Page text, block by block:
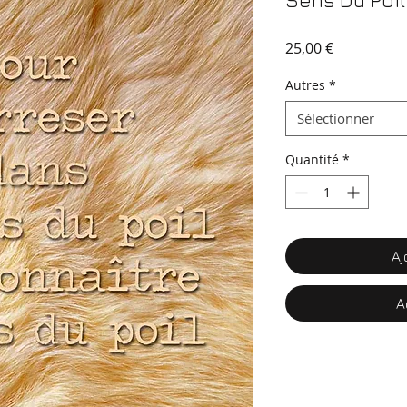
25,00 €Prix
Autres *
Sélectionner
Quantité *